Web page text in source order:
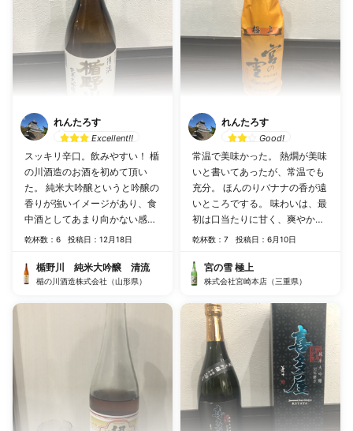
れんたろす
Excellent!!
スッキリ辛口。飲みやすい！ 楯
の川酒造のお酒を初めて頂い
た。 純米大吟醸というと吟醸の
香りが強いイメージがあり、食
中酒としてあまり向かない感じ
があったけど、これは違う。料
乾杯数：6 投稿日：12月18日
楯野川 純米大吟醸 清流
楯の川酒造株式会社（山形県）
れんたろす
Good!
常温で美味かった。 熱燗が美味
いと書いてあったが、常温でも
充分。 ほんのりバナナの香が遠
いところでする。 味わいは、最
初は口当たりに甘く、爽やかな
酸味で後味スッキリの淡麗酒。
も。
乾杯数：7 投稿日：6月10日
宮の雪 極上
株式会社宮崎本店（三重県）